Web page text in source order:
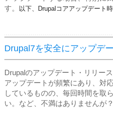
す。
以下、Drupalコアアップデート
Drupal7を安全にアップデ
Drupalのアップデート・リリー
アップデートが頻繁にあり、対
しているものの、毎回時間を取
い。など、不満はありませんが？